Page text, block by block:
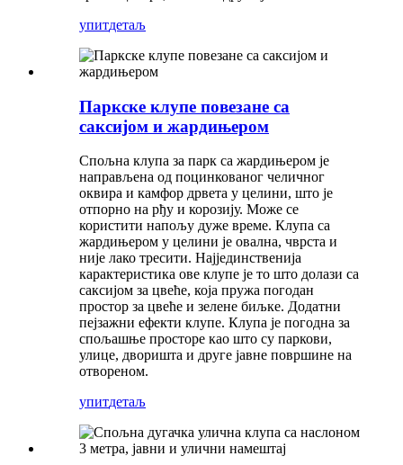
упитдетаљ
Паркске клупе повезане са
саксијом и жардињером
Спољна клупа за парк са жардињером је
направљена од поцинкованог челичног
оквира и камфор дрвета у целини, што је
отпорно на рђу и корозију. Може се
користити напољу дуже време. Клупа са
жардињером у целини је овална, чврста и
није лако тресити. Најјединственија
карактеристика ове клупе је то што долази са
саксијом за цвеће, која пружа погодан
простор за цвеће и зелене биљке. Додатни
пејзажни ефекти клупе. Клупа је погодна за
спољашње просторе као што су паркови,
улице, дворишта и друге јавне површине на
отвореном.
упитдетаљ